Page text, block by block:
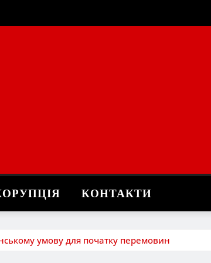
КОНТАКТИ
умову для початку перемовин